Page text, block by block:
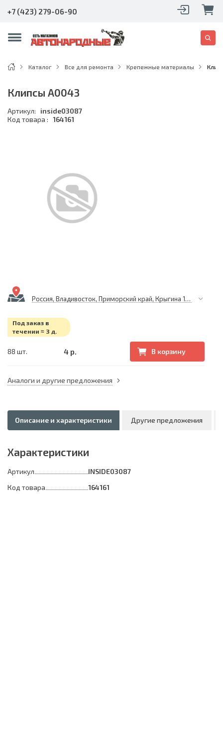
+7 (423) 279-06-90
Каталог Все для ремонта Крепежные материалы
Клипсы A0043
Артикул:
inside03087
Код товара : 164161
Россия, Владивосток, Приморский край, Крыгина 105
Под заказ в
течении ≈ 3 д.
88 шт. 4 р. В корзину
Аналоги и другие предложения
Описание и характеристики Другие предложения
Характеристики
Артикул
INSIDE03087
Код товара
164161